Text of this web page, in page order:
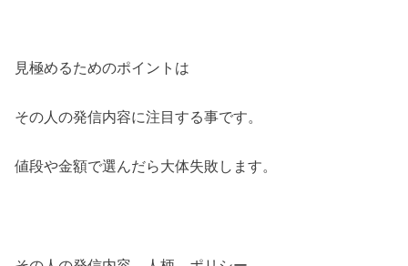
見極めるためのポイントは
その人の発信内容に注目する事です。
値段や金額で選んだら大体失敗します。